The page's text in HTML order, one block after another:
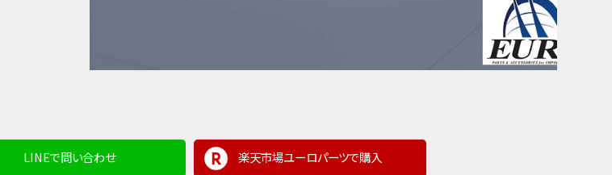
LINEで問い合わせ 楽天市場ユーロパーツで購入